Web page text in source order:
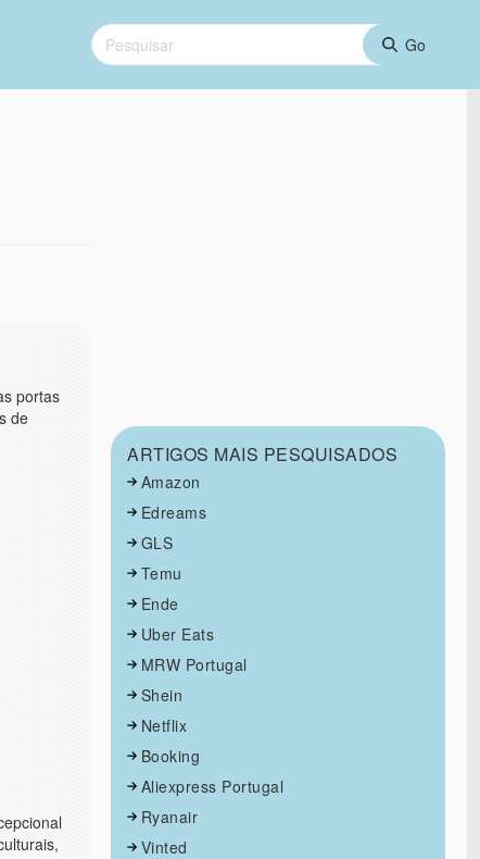
portas
de
ARTIGOS MAIS PESQUISADOS
Amazon
Edreams
GLS
Temu
Ende
Uber Eats
MRW Portugal
Shein
Netflix
Booking
Aliexpress Portugal
Ryanair
Vinted